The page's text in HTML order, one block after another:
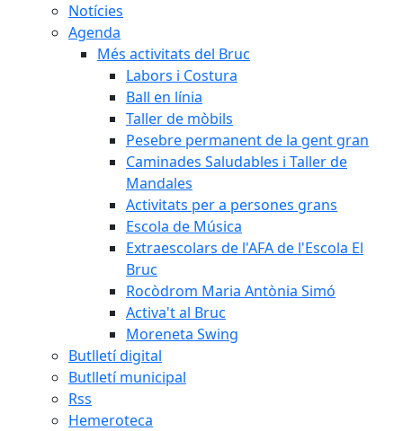
Notícies
Agenda
Més activitats del Bruc
Labors i Costura
Ball en línia
Taller de mòbils
Pesebre permanent de la gent gran
Caminades Saludables i Taller de
Mandales
Activitats per a persones grans
Escola de Música
Extraescolars de l'AFA de l'Escola El
Bruc
Rocòdrom Maria Antònia Simó
Activa't al Bruc
Moreneta Swing
Butlletí digital
Butlletí municipal
Rss
Hemeroteca